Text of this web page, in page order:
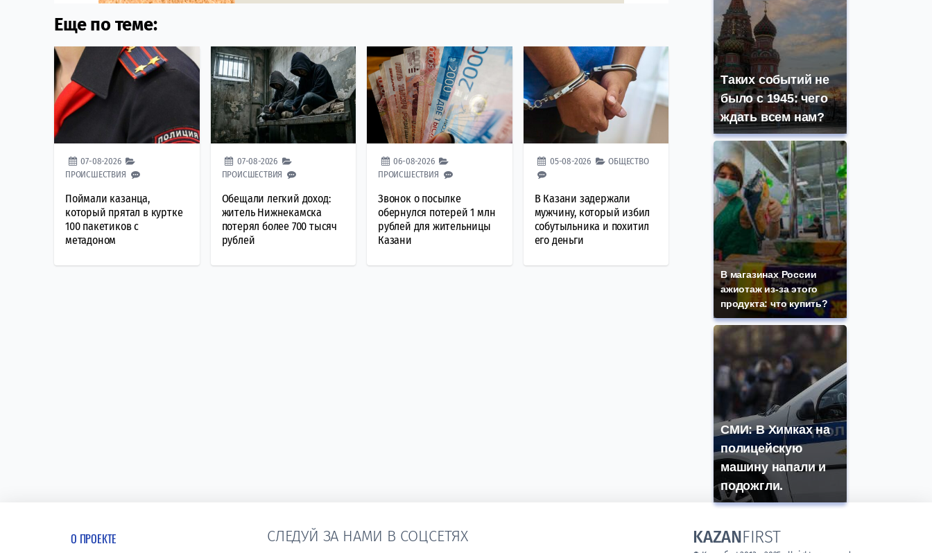
Еще по теме:
07-08-2026
ПРОИСШЕСТВИЯ
Поймали казанца,
который прятал в куртке
100 пакетиков с
метадоном
07-08-2026
ПРОИСШЕСТВИЯ
Обещали легкий доход:
житель Нижнекамска
потерял более 700 тысяч
рублей
06-08-2026
ПРОИСШЕСТВИЯ
Звонок о посылке
обернулся потерей 1 млн
рублей для жительницы
Казани
05-08-2026 ОБЩЕСТВО
В Казани задержали
мужчину, который избил
собутыльника и похитил
его деньги
Таких событий не
было с 1945: чего
ждать всем нам?
В магазинах России
ажиотаж из-за этого
продукта: что купить?
СМИ: В Химках на
полицейскую
машину напали и
подожгли.
О ПРОЕКТЕ СЛЕДУЙ ЗА НАМИ В СОЦСЕТЯХ KAZANFIRST